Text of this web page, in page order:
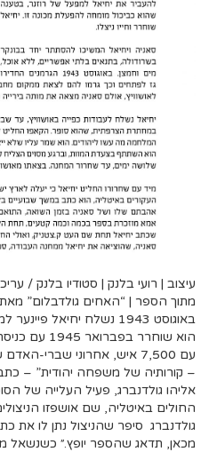
עיצוב | רועי בלנק | סטודיו בלנק /
מתוך הספר | “האחים גולדבלום” מאת |
באוגוסט 1943 נשלח יחיאל פיינער למחנה ההשמדה אושוויץ.
הוא שוחרר
עם 7,500 איש, אחרוני
– קורותיה של משפחה יהודית” – כתב
אליהו גולדנברג, פעיל העלייה של
החולים באיטליה, שם אושפזו
גולדנברג סיפר שהניצול נתן לו את
מכאן, תדאג שהספר יופץ.״ כשנשאל